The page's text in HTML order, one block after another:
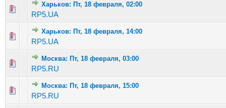
Харьков: Пт, 18 февраля, 02:00
RP5.UA
Голосов: 3 - Средняя оценка: 2.33 из 5
1 234 5
Харьков: Пт, 18 февраля, 14:00
RP5.UA
Голосов: 2 - Средняя оценка: 1 из 5
1 234 5
Москва: Пт, 18 февраля, 03:00
RP5.RU
Голосов: 1 - Средняя оценка: 1 из 5
123 45
Москва: Пт, 18 февраля, 15:00
RP5.RU
Голосов: 4 - Средняя оценка: 3 из 5
123 45